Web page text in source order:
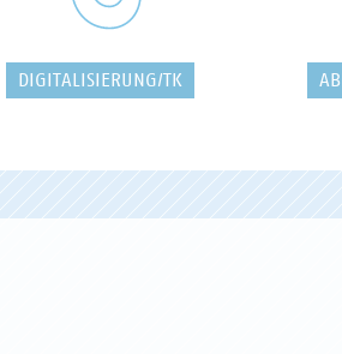
DIGITALISIERUNG/TK